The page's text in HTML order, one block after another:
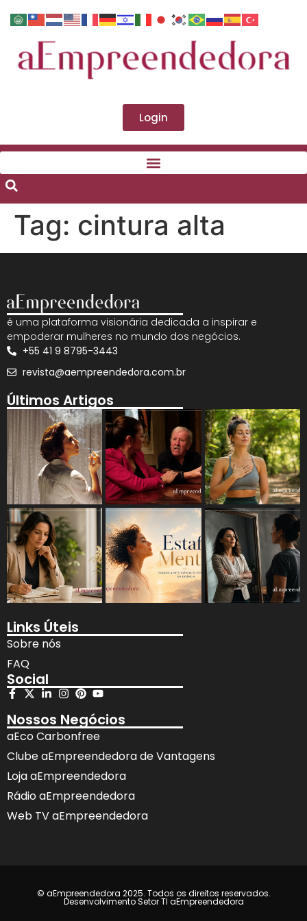
Login
Tag: cintura alta
é uma plataforma visionária dedicada a inspirar e
empoderar mulheres no mundo dos negócios.
+55 41 9 8795-3443
revista@aempreendedora.com.br
Últimos Artigos
Links Úteis
Sobre nós
FAQ
Social
Nossos Negócios
aEco Carbonfree
Clube aEmpreendedora de Vantagens
Loja aEmpreendedora
Rádio aEmpreendedora
Web TV aEmpreendedora
© aEmpreendedora 2025. Todos os direitos reservados.
Desenvolvimento Setor TI aEmpreendedora